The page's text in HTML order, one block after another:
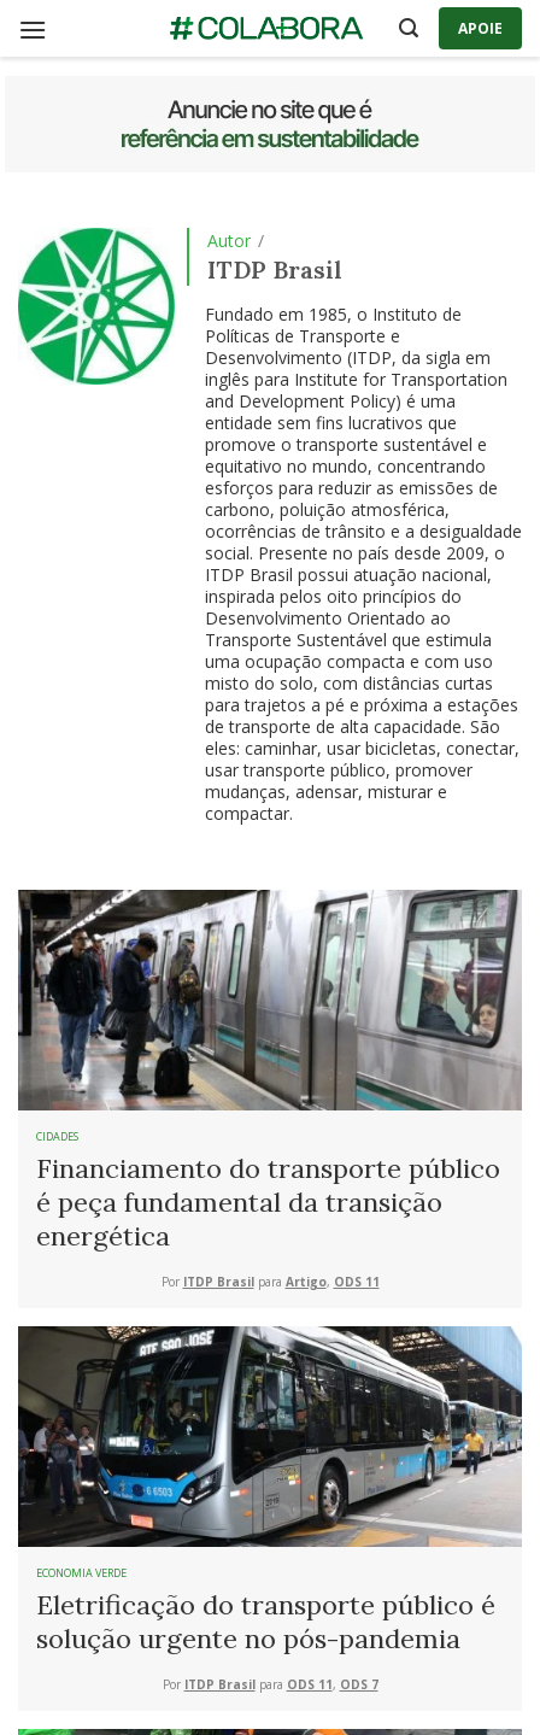
APOIE
Autor /
ITDP Brasil
Fundado em 1985, o Instituto de
Políticas de Transporte e
Desenvolvimento (ITDP, da sigla em
inglês para Institute for Transportation
and Development Policy) é uma
entidade sem fins lucrativos que
promove o transporte sustentável e
equitativo no mundo, concentrando
esforços para reduzir as emissões de
carbono, poluição atmosférica,
ocorrências de trânsito e a desigualdade
social. Presente no país desde 2009, o
ITDP Brasil possui atuação nacional,
inspirada pelos oito princípios do
Desenvolvimento Orientado ao
Transporte Sustentável que estimula
uma ocupação compacta e com uso
misto do solo, com distâncias curtas
para trajetos a pé e próxima a estações
de transporte de alta capacidade. São
eles: caminhar, usar bicicletas, conectar,
usar transporte público, promover
mudanças, adensar, misturar e
compactar.
CIDADES
Financiamento do transporte público
é peça fundamental da transição
energética
Por ITDP Brasilpara Artigo, ODS 11
ECONOMIA VERDE
Eletrificação do transporte público é
solução urgente no pós-pandemia
Por ITDP Brasilpara ODS 11, ODS 7